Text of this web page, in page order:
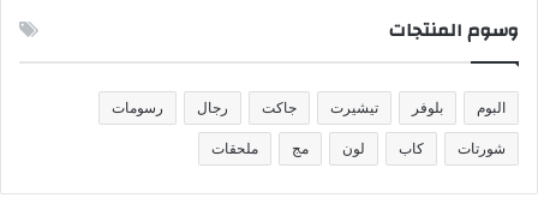
وسوم المنتجات
البوم بلوفر تيشيرت جاكت رجال رسومات
شورتات كاب لون مج ملحقات